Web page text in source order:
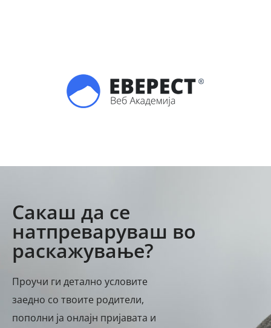
Сакаш да се
натпреваруваш во
раскажување?
Проучи ги детално условите
заедно со твоите родители,
пополни ја онлајн пријавата и